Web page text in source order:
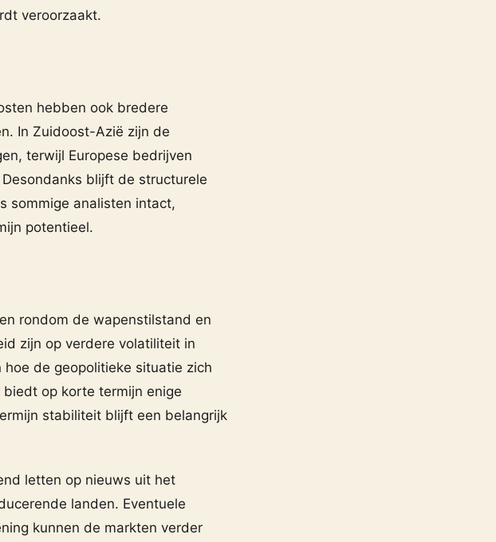
veroorzaakt.
hebben ook bredere
In Zuidoost-Azië zijn de
terwijl Europese bedrijven
blijft de structurele
sommige analisten intact,
potentieel.
rondom de wapenstilstand en
zijn op verdere volatiliteit in
de geopolitieke situatie zich
op korte termijn enige
stabiliteit blijft een belangrijk
letten op nieuws uit het
landen. Eventuele
kunnen de markten verder